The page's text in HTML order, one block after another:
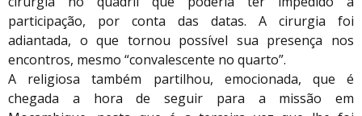
participação, por conta das datas. A cirurgia foi
adiantada, o que tornou possível sua presença nos
encontros, mesmo “convalescente no quarto”.
A religiosa também partilhou, emocionada, que é
chegada a hora de seguir para a missão em